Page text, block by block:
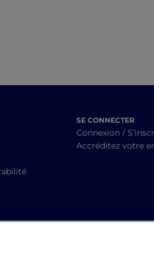
SE CONNECTER
Connexion /
Accréditez votre